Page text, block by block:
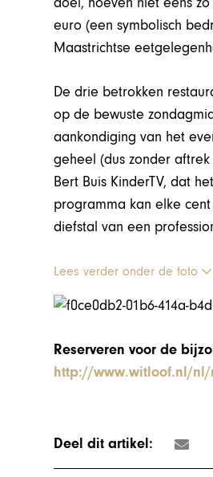
euro (een symbolisch
Maastrichtse
De drie betrokken
op de bewuste
aankondiging van het
geheel (dus zonder
Bert Buis KinderTV, dat
programma kan elke
diefstal van een
Lees verder onder de foto
Reserveren voor de
http://www.witloof.nl/nl/
Deel dit artikel: